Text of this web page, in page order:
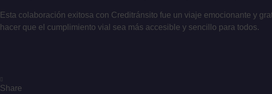
Esta colaboración exitosa con Creditránsito fue un viaje emocionante y
hacer que el cumplimiento vial sea más accesible y sencillo para todos.
Share